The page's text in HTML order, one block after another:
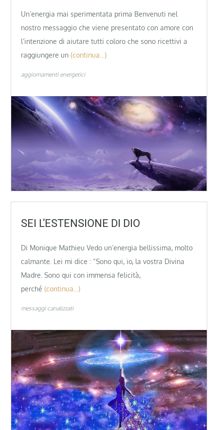
Un’energia mai sperimentata prima Benvenuti nel
nostro messaggio che viene presentato con amore con
l’intenzione di aiutare tutti coloro che sono ricettivi a
raggiungere un (continua…)
aggiornamenti energetici
SEI L’ESTENSIONE DI DIO
Di Monique Mathieu Vedo un’energia bellissima, molto
calmante. Lei mi dice : “Sono qui, io, la vostra Divina
Madre. Sono qui con immensa felicità,
perché (continua…)
messaggi canalizzati